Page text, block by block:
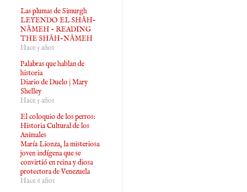
Las plumas de Simurgh
LEYENDO EL SHĀH-
NĀMEH - READING
THE SHĀH-NĀMEH
Hace 5 años
Palabras que hablan de
historia
Diario de Duelo | Mary
Shelley
Hace 5 años
El coloquio de los perros:
Historia Cultural de los
Animales
María Lionza, la misteriosa
joven indígena que se
convirtió en reina y diosa
protectora de Venezuela
Hace 6 años